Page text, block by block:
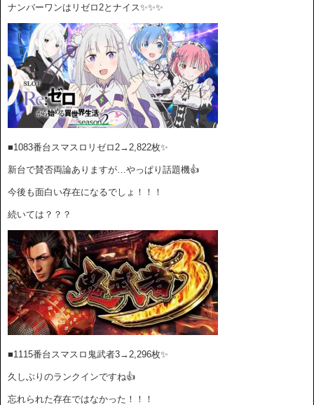
ナンバーワンはリゼロ2とナイス✨✨✨
■1083番台スマスロリゼロ2→2,822枚✨
新台で賛否両論ありますが…やっぱり話題機👍
今後も面白い存在になるでしょ！！！
続いては？？？
■1115番台スマスロ鬼武者3→2,296枚✨
久しぶりのランクインですね👍
忘れられた存在ではなかった！！！